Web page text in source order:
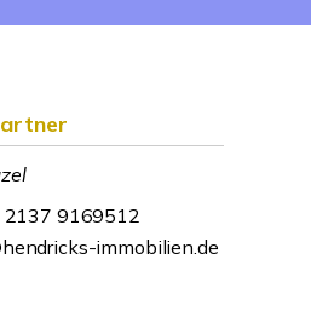
2137 9169512
immobilien.de